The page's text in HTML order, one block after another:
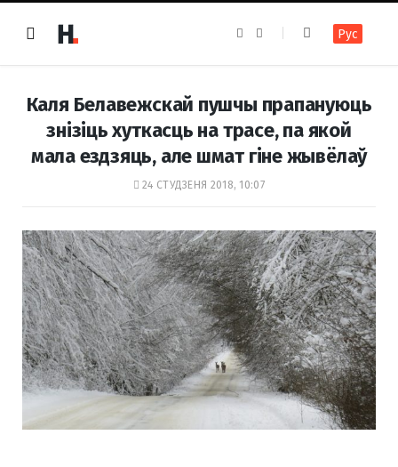
e
o
k
t
r
a
m
Рус
Каля Белавежскай пушчы прапануюць
знізіць хуткасць на трасе, па якой
мала ездзяць, але шмат гіне жывёлаў
24 СТУДЗЕНЯ 2018, 10:07